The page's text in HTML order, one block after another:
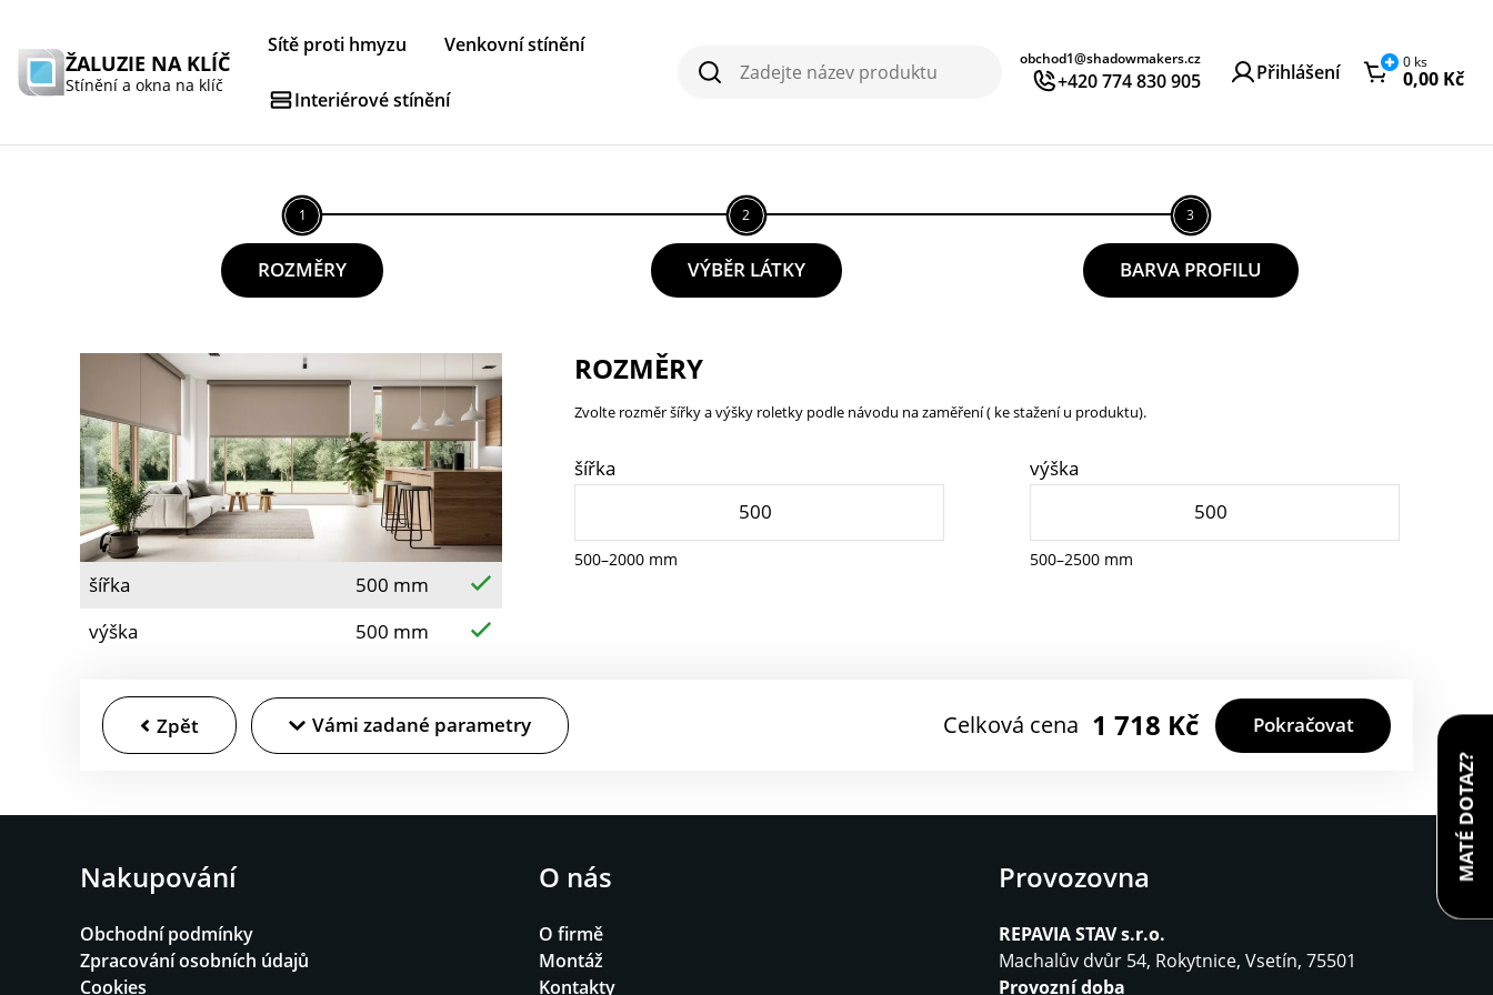
ŽALUZIE NA KLÍČ
Stínění a okna na klíč
Sítě proti hmyzu Venkovní stínění
Interiérové stínění Vyhledávání
Vyhledávání
obchod1@shadowmakers.cz
+420 774 830 905 Přihlášení 0ks
0,00 Kč
1
ROZMĚRY
2
VÝBĚR LÁTKY
3
BARVA PROFILU
šířka
500 mm
výška
500 mm
ROZMĚRY
Zvolte rozměr šířky a výšky roletky podle návodu na zaměření ( ke stažení u produktu).
šířka
500–2000 mm
výška
500–2500 mm
Zpět Vámi zadané parametry Celková cena 1 718 Kč Pokračovat
Nakupování
Obchodní podmínky
Zpracování osobních údajů
Cookies
O nás
O firmě
Montáž
Kontakty
Provozovna
REPAVIA STAV s.r.o.
Machalův dvůr 54, Rokytnice, Vsetín, 75501
Provozní doba
MATÉ DOTAZ?